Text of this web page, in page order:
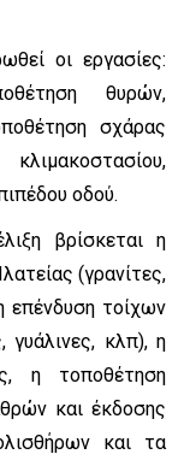
οι εργασίες:
θυρών,
σχάρας
οδού.
βρίσκεται η
(γρανίτες,
επένδυση τοίχων
γυάλινες, κλπ), η
η τοποθέτηση
και έκδοσης
και τα